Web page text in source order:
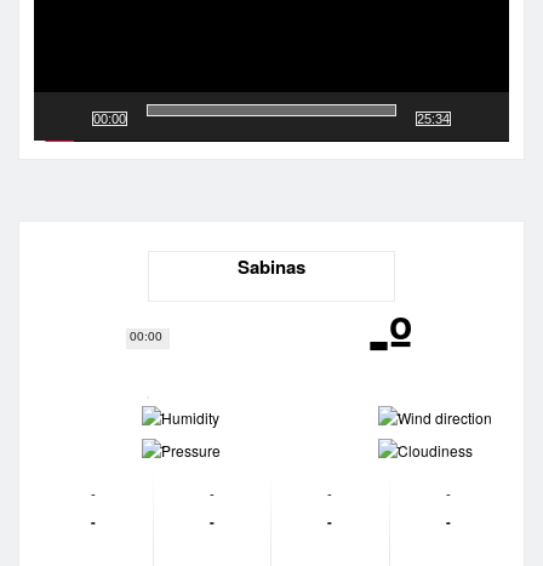
00:00
00:00
25:34
Sabinas
-º
-
-
-
-
-
-
-
-
-
-
-
-